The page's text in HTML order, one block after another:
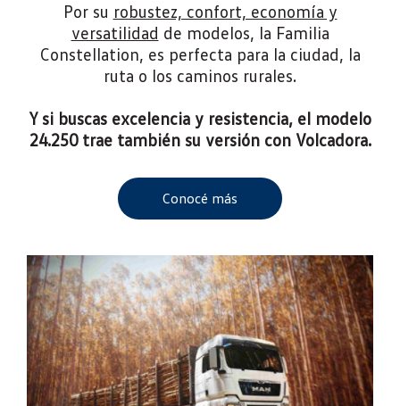
Por su robustez, confort, economía y
versatilidad de modelos, la Familia
Constellation, es perfecta para la ciudad, la
ruta o los caminos rurales.
Y si buscas excelencia y resistencia, el modelo
24.250 trae también su versión con Volcadora.
Conocé más